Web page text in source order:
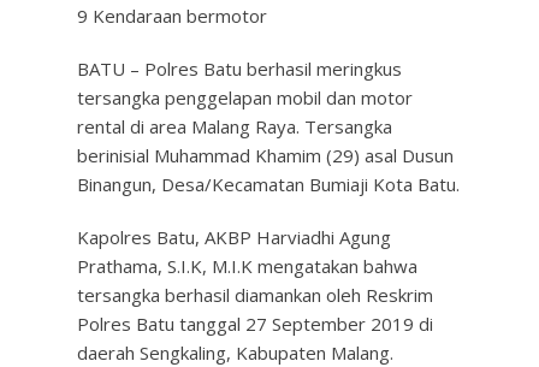
9 Kendaraan bermotor
BATU – Polres Batu berhasil meringkus
tersangka penggelapan mobil dan motor
rental di area Malang Raya. Tersangka
berinisial Muhammad Khamim (29) asal Dusun
Binangun, Desa/Kecamatan Bumiaji Kota Batu.
Kapolres Batu, AKBP Harviadhi Agung
Prathama, S.I.K, M.I.K mengatakan bahwa
tersangka berhasil diamankan oleh Reskrim
Polres Batu tanggal 27 September 2019 di
daerah Sengkaling, Kabupaten Malang.